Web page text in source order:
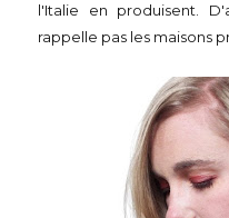
l'Italie en produisent.
rappelle pas les maisons